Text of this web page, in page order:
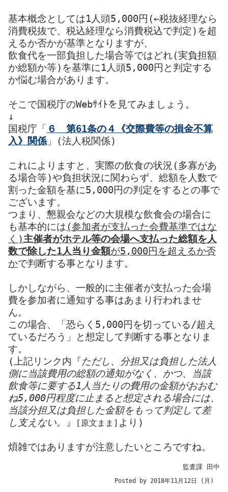
基本概念としては1人頭5,000円(←税抜経理なら
消費税抜で、税込経理なら消費税込で判定)を超
えるか否かが基準となりますが、
飲食代を一部負担した場合等ではどれ(実負担額
か総額か等)を基準に1人頭5,000円と判定する
か悩む場合があります。
そこで国税庁のWebｻｲﾄを見てみましょう。
↓
国税庁「 ６ 第61条の４《交際費等の損金不算
入》関係 」(法人税関係)
これによりますと、実際の飲食の状況(多寡があ
る場合等)や負担状況に関わらず、総額を人数で
割った金額を基に5,000円の判定をするとの事で
ございます。
つまり、懇親会などの大規模な飲食会の場合に
も基本的には (参加者が支払った会費基準ではな
く)主催者がホテル等の会場へ支払った総額を人
数で除した1人当り金額が5,000円を超えるか否
かで判断する事となります。
しかしながら、一般的に主催者が支払った会場
費を参加者に通知する事はあまり行われませ
ん。
この場合、「恐らく5,000円を切っている/超え
ているだろう」と想定して判断する事となりま
す。
(上記リンク内『 ただし、分担又は負担した法人
側に当該費用の総額の通知がなく、かつ、当該
飲食等に要する1人当たりの費用の金額がおおむ
ね5,000円程度に止まると想定される場合には、
当該分担又は負担した金額をもって判定して差
し支えない。
』 [原文まま] より)
煩雑ではありますが注意したいところですね。
監査課 田中
Posted by 2018年11月12日 (月)